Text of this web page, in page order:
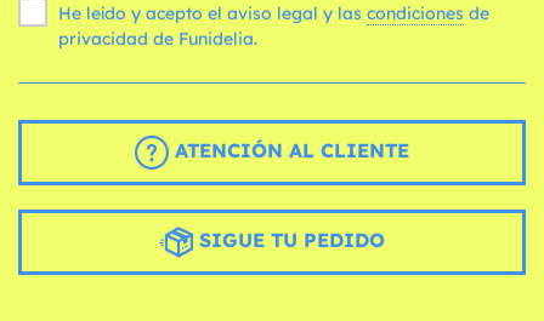
He leído y acepto el aviso legal y las condiciones
privacidad de Funidelia.
ATENCIÓN AL CLIENTE
SIGUE TU PEDIDO